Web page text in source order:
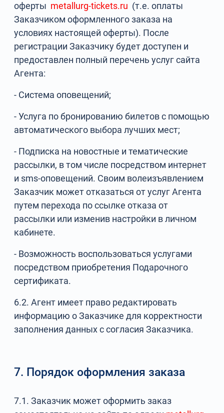
оферты metallurg-tickets.ru (т.е. оплаты
Заказчиком оформленного заказа на
условиях настоящей оферты). После
регистрации Заказчику будет доступен и
предоставлен полный перечень услуг сайта
Агента:
- Система оповещений;
- Услуга по бронированию билетов с помощью
автоматического выбора лучших мест;
- Подписка на новостные и тематические
рассылки, в том числе посредством интернет
и sms-оповещений. Своим волеизъявлением
Заказчик может отказаться от услуг Агента
путем перехода по ссылке отказа от
рассылки или изменив настройки в личном
кабинете.
- Возможность воспользоваться услугами
посредством приобретения Подарочного
сертификата.
6.2. Агент имеет право редактировать
информацию о Заказчике для корректности
заполнения данных с согласия Заказчика.
7. Порядок оформления заказа
7.1. Заказчик может оформить заказ